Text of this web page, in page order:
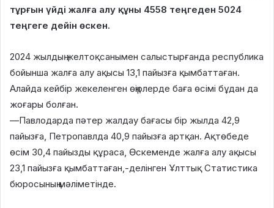
тұрғын үйді жалға алу құны 4558 теңгеден 5024
теңгеге дейін өскен.
2024 жылдың желтоқсанымен салыстырғанда республика
бойынша жалға алу ақысы 13,1 пайызға қымбаттаған.
Алайда кейбір жекеленген өңірлерде баға өсімі бұдан да
жоғары болған.
—Павлодарда пәтер жалдау бағасы бір жылда 42,9
пайызға, Петропавлда 40,9 пайызға артқан. Ақтөбеде
өсім 30,4 пайызды құраса, Өскеменде жалға алу ақысы
23,1 пайызға қымбаттаған,-делінген Ұлттық Статистика
бюросының мәліметінде.